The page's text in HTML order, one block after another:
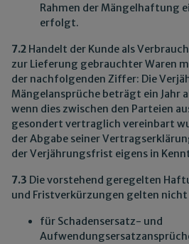
Rahmen der Mängelhaftung
erfolgt.
7.2 Handelt der Kunde als
zur Lieferung gebrauchter Waren
der nachfolgenden Ziffer: Die
Mängelansprüche beträgt ein Jahr
wenn dies zwischen den Parteien
gesondert vertraglich vereinbart
der Abgabe seiner
der Verjährungsfrist eigens in
7.3 Die vorstehend geregelten
und Fristverkürzungen gelten nicht
für Schadensersatz- und